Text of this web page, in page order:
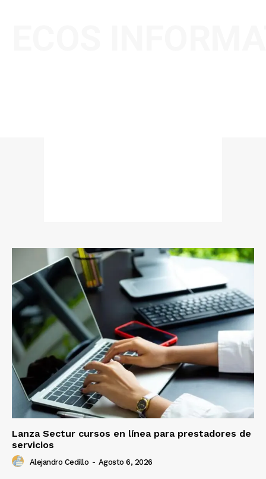
Lanza Sectur cursos en línea para prestadores de
servicios
Alejandro Cedillo - Agosto 6, 2026